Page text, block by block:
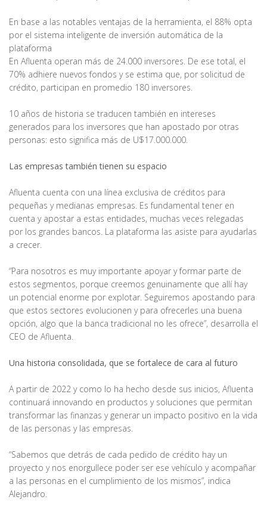
En base a las notables ventajas de la herramienta, el 88% opta
por el sistema inteligente de inversión automática de la
plataforma
En Afluenta operan más de 24.000 inversores. De ese total, el
70% adhiere nuevos fondos y se estima que, por solicitud de
crédito, participan en promedio 180 inversores.
10 años de historia se traducen también en intereses
generados para los inversores que han apostado por otras
personas: esto significa más de U$17.000.000.
Las empresas también tienen su espacio
Afluenta cuenta con una línea exclusiva de créditos para
pequeñas y medianas empresas. Es fundamental tener en
cuenta y apostar a estas entidades, muchas veces relegadas
por los grandes bancos. La plataforma las asiste para ayudarlas
a crecer.
“Para nosotros es muy importante apoyar y formar parte de
estos segmentos, porque creemos genuinamente que allí hay
un potencial enorme por explotar. Seguiremos apostando para
que estos sectores evolucionen y para ofrecerles una buena
opción, algo que la banca tradicional no les ofrece”, desarrolla el
CEO de Afluenta.
Una historia consolidada, que se fortalece de cara al futuro
A partir de 2022 y como lo ha hecho desde sus inicios, Afluenta
continuará innovando en productos y soluciones que permitan
transformar las finanzas y generar un impacto positivo en la vida
de las personas y las empresas.
“Sabemos que detrás de cada pedido de crédito hay un
proyecto y nos enorgullece poder ser ese vehículo y acompañar
a las personas en el cumplimiento de los mismos”, indica
Alejandro.